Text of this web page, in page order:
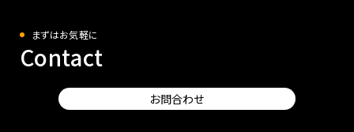
まずはお気軽に
Contact
お問合わせ